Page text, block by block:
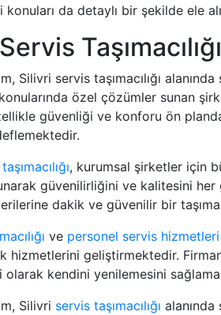
da detaylı bir şekilde ele
Taşımacılığı
Silivri servis taşımacılığı
konularında özel çözümler sunan
güvenliği ve konforu ön
, kurumsal şirketler için
güvenilirliğini ve kalitesini her
dakik ve güvenilir bir
ve personel servis hizmetleri
hizmetlerini geliştirmektedir.
olarak kendini yenilemesini
Silivri servis taşımacılığı